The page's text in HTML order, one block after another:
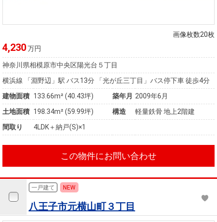
画像枚数20枚
4,230万円
神奈川県相模原市中央区陽光台５丁目
横浜線 「淵野辺」駅 バス13分 「光が丘三丁目」バス停下車 徒歩4分
建物面積 133.66m² (40.43坪) 築年月 2009年6月
土地面積 198.34m² (59.99坪) 構造
軽量鉄骨 地上2階建
間取り
4LDK＋納戸(S)×1
この物件にお問い合わせ
一戸建て NEW
八王子市元横山町３丁目